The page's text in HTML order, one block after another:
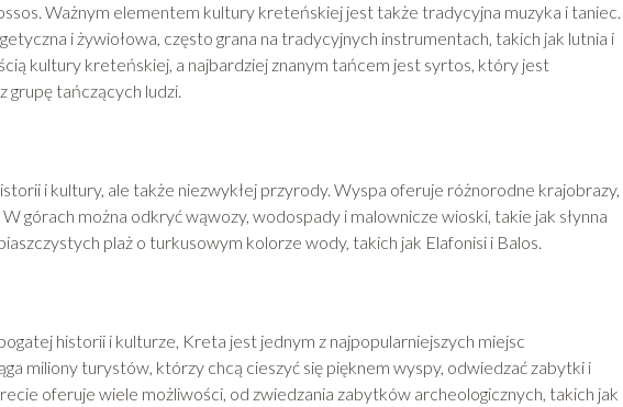
Ważnym elementem kultury kreteńskiej jest także tradycyjna muzyka i taniec.
i żywiołowa, często grana na tradycyjnych instrumentach, takich jak lutnia i
kultury kreteńskiej, a najbardziej znanym tańcem jest syrtos, który jest
tańczących ludzi.
i kultury, ale także niezwykłej przyrody. Wyspa oferuje różnorodne krajobrazy,
górach można odkryć wąwozy, wodospady i malownicze wioski, takie jak słynna
plaż o turkusowym kolorze wody, takich jak Elafonisi i Balos.
historii i kulturze, Kreta jest jednym z najpopularniejszych miejsc
miliony turystów, którzy chcą cieszyć się pięknem wyspy, odwiedzać zabytki i
oferuje wiele możliwości, od zwiedzania zabytków archeologicznych, takich jak